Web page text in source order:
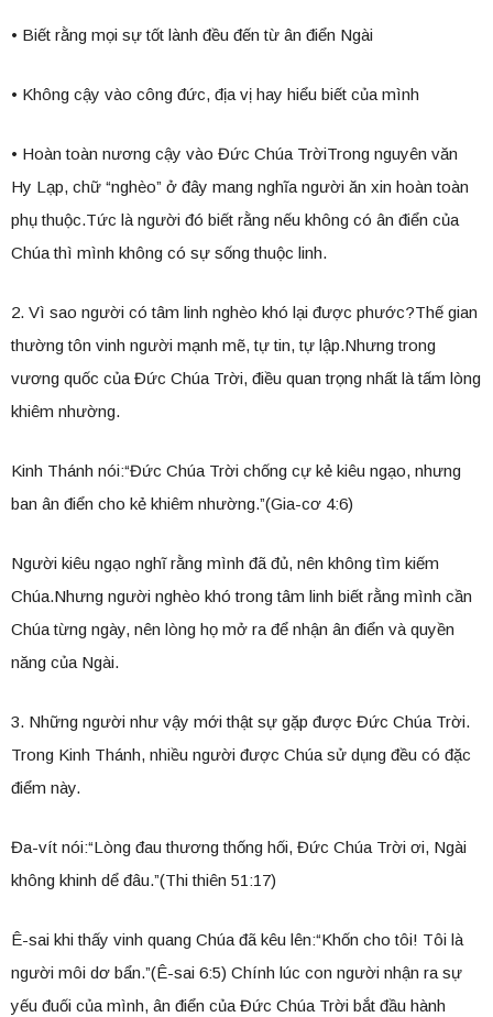
• Biết rằng mọi sự tốt lành đều đến từ ân điển Ngài
• Không cậy vào công đức, địa vị hay hiểu biết của mình
• Hoàn toàn nương cậy vào Đức Chúa TrờiTrong nguyên văn
Hy Lạp, chữ “nghèo” ở đây mang nghĩa người ăn xin hoàn toàn
phụ thuộc.Tức là người đó biết rằng nếu không có ân điển của
Chúa thì mình không có sự sống thuộc linh.
2. Vì sao người có tâm linh nghèo khó lại được phước?Thế gian
thường tôn vinh người mạnh mẽ, tự tin, tự lập.Nhưng trong
vương quốc của Đức Chúa Trời, điều quan trọng nhất là tấm lòng
khiêm nhường.
Kinh Thánh nói:“Đức Chúa Trời chống cự kẻ kiêu ngạo, nhưng
ban ân điển cho kẻ khiêm nhường.”(Gia-cơ 4:6)
Người kiêu ngạo nghĩ rằng mình đã đủ, nên không tìm kiếm
Chúa.Nhưng người nghèo khó trong tâm linh biết rằng mình cần
Chúa từng ngày, nên lòng họ mở ra để nhận ân điển và quyền
năng của Ngài.
3. Những người như vậy mới thật sự gặp được Đức Chúa Trời.
Trong Kinh Thánh, nhiều người được Chúa sử dụng đều có đặc
điểm này.
Đa-vít nói:“Lòng đau thương thống hối, Đức Chúa Trời ơi, Ngài
không khinh dể đâu.”(Thi thiên 51:17)
Ê-sai khi thấy vinh quang Chúa đã kêu lên:“Khốn cho tôi! Tôi là
người môi dơ bẩn.”(Ê-sai 6:5) Chính lúc con người nhận ra sự
yếu đuối của mình, ân điển của Đức Chúa Trời bắt đầu hành